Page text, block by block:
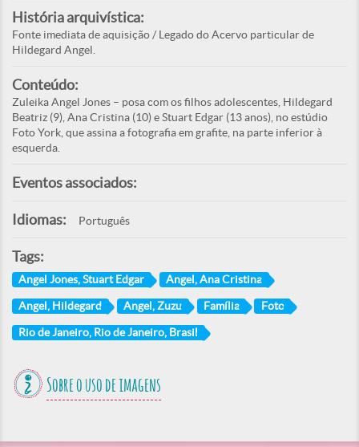
História arquivística:
Fonte imediata de aquisição / Legado do Acervo particular de
Hildegard Angel.
Conteúdo:
Zuleika Angel Jones – posa com os filhos adolescentes, Hildegard
Beatriz (9), Ana Cristina (10) e Stuart Edgar (13 anos), no estúdio
Foto York, que assina a fotografia em grafite, na parte inferior à
esquerda.
Eventos associados:
Idiomas: Português
Tags:
Angel Jones, Stuart Edgar Angel, Ana Cristina
Angel, Hildegard Angel, Zuzu Família Foto
Rio de Janeiro, Rio de Janeiro, Brasil
Sobre o uso de imagens